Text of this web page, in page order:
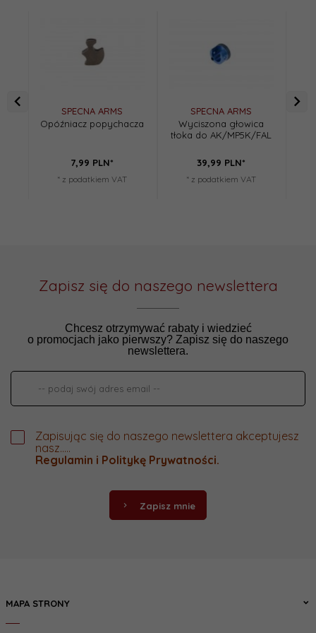
SPECNA ARMS
Opóźniacz popychacza
7,99 PLN*
* z podatkiem VAT
SPECNA ARMS
Wyciszona głowica
tłoka do AK/MP5K/FAL
39,99 PLN*
* z podatkiem VAT
Zapisz się do naszego newslettera
Chcesz otrzymywać rabaty i wiedzieć
o promocjach jako pierwszy? Zapisz się do naszego
newslettera.
Zapisując się do naszego newslettera akceptujesz
nasz.....
Regulamin i Politykę Prywatności.
Zapisz mnie
MAPA STRONY